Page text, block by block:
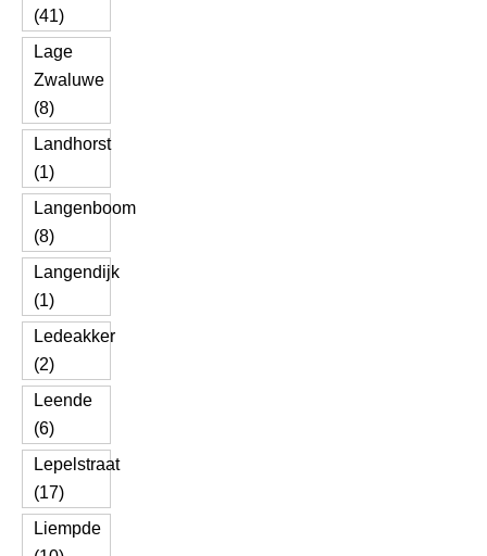
(41)
Lage
Zwaluwe
(8)
Landhorst
(1)
Langenboom
(8)
Langendijk
(1)
Ledeakker
(2)
Leende
(6)
Lepelstraat
(17)
Liempde